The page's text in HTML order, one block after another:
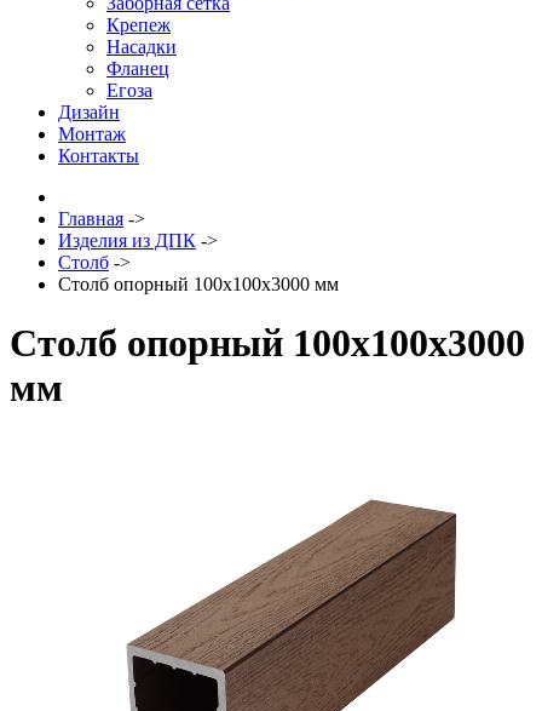
Крепеж
Насадки
Фланец
Егоза
Дизайн
Монтаж
Контакты
Главная ->
Изделия из ДПК ->
Столб ->
Столб опорный 100х100х3000 мм
Столб опорный 100х100х3000
мм